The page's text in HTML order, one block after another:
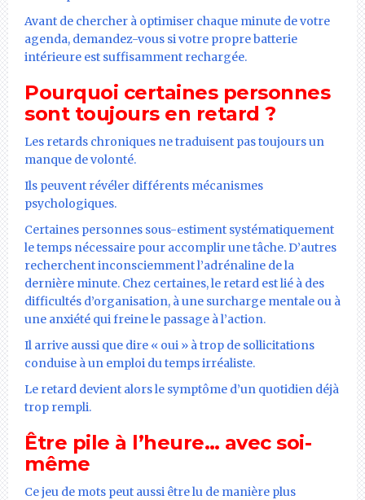
Avant de chercher à optimiser chaque minute de votre
agenda, demandez-vous si votre propre batterie
intérieure est suffisamment rechargée.
Pourquoi certaines personnes
sont toujours en retard ?
Les retards chroniques ne traduisent pas toujours un
manque de volonté.
Ils peuvent révéler différents mécanismes
psychologiques.
Certaines personnes sous-estiment systématiquement
le temps nécessaire pour accomplir une tâche. D’autres
recherchent inconsciemment l’adrénaline de la
dernière minute. Chez certaines, le retard est lié à des
difficultés d’organisation, à une surcharge mentale ou à
une anxiété qui freine le passage à l’action.
Il arrive aussi que dire « oui » à trop de sollicitations
conduise à un emploi du temps irréaliste.
Le retard devient alors le symptôme d’un quotidien déjà
trop rempli.
Être pile à l’heure… avec soi-
même
Ce jeu de mots peut aussi être lu de manière plus